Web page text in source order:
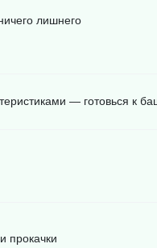
лишнего
— готовься к
прокачки